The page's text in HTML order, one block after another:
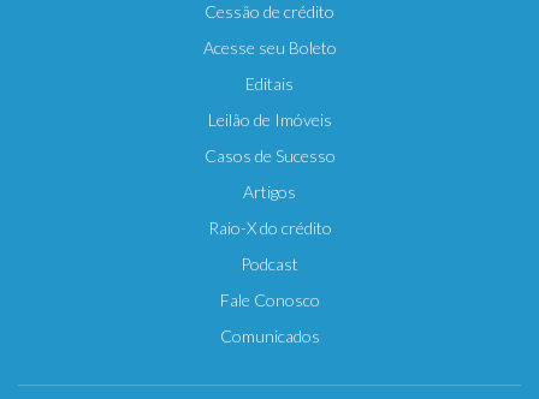
Cessão de crédito
Acesse seu Boleto
Editais
Leilão de Imóveis
Casos de Sucesso
Artigos
Raio-X do crédito
Podcast
Fale Conosco
Comunicados